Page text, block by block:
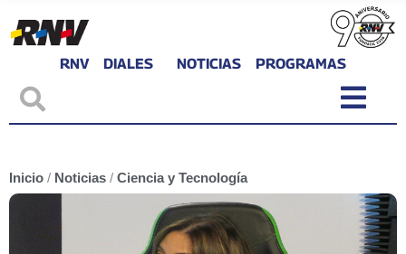
RNV DIALES NOTICIAS PROGRAMAS
Inicio / Noticias / Ciencia y Tecnología